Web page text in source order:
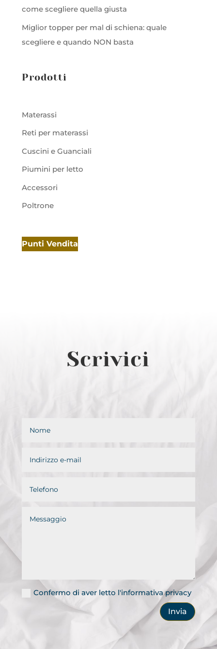
come scegliere quella giusta
Miglior topper per mal di schiena: quale
scegliere e quando NON basta
Prodotti
Materassi
Reti per materassi
Cuscini e Guanciali
Piumini per letto
Accessori
Poltrone
Punti Vendita
Scrivici
Confermo di aver letto l'informativa privacy
Invia